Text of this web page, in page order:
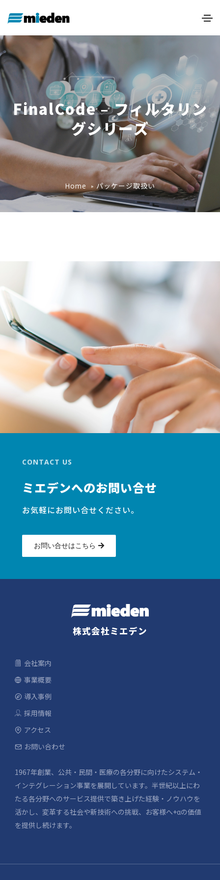
FinalCode – フィルタリン
グシリーズ
Home パッケージ取扱い
CONTACT US
ミエデンへのお問い合せ
お気軽にお問い合せください。
お問い合せはこちら
株式会社ミエデン
会社案内
事業概要
導入事例
採用情報
アクセス
お問い合わせ
1967年創業、公共・民間・医療の各分野に向けたシステム・
インテグレーション事業を展開しています。半世紀以上にわ
たる各分野へのサービス提供で築き上げた経験・ノウハウを
活かし、変革する社会や新技術への挑戦、お客様へ+αの価値
を提供し続けます。